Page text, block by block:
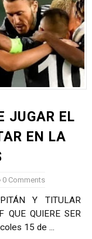
JUGAR EL
EN LA
0 Comments
Y TITULAR
QUE QUIERE SER
15 de ...